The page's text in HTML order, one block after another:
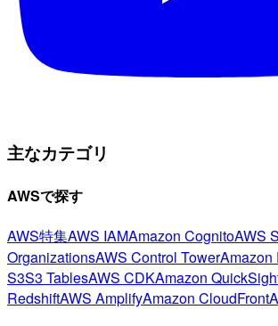
主なカテゴリ
AWSで探す
AWS特集AWS IAMAmazon CognitoAWS
OrganizationsAWS Control TowerAmazon
S3S3 TablesAWS CDKAmazon
RedshiftAWS AmplifyAmazon CloudFront